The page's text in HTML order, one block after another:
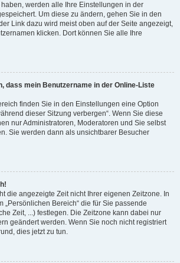
werden alle Ihre Einstellungen in der
Um diese zu ändern, gehen Sie in den
Link dazu wird meist oben auf der Seite angezeigt,
klicken. Dort können Sie alle Ihre
dass mein Benutzername in der Online-Liste
finden Sie in den Einstellungen eine Option
dieser Sitzung verbergen“. Wenn Sie diese
nur Administratoren, Moderatoren und Sie selbst
Sie werden dann als unsichtbarer Besucher
die angezeigte Zeit nicht Ihrer eigenen Zeitzone. In
„Persönlichen Bereich“ die für Sie passende
Zeit, ...) festlegen. Die Zeitzone kann dabei nur
geändert werden. Wenn Sie noch nicht registriert
dies jetzt zu tun.